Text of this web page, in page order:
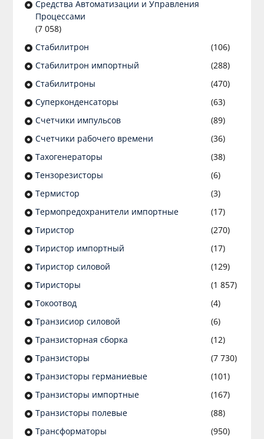
Средства Автоматизации и Управления
Процессами
(7 058)
Стабилитрон
(106)
Стабилитрон импортный
(288)
Стабилитроны
(470)
Суперконденсаторы
(63)
Счетчики импульсов
(89)
Счетчики рабочего времени
(36)
Тахогенераторы
(38)
Тензорезисторы
(6)
Термистор
(3)
Термопредохранители импортные
(17)
Тиристор
(270)
Тиристор импортный
(17)
Тиристор силовой
(129)
Тиристоры
(1 857)
Токоотвод
(4)
Транзисиор силовой
(6)
Транзисторная сборка
(12)
Транзисторы
(7 730)
Транзисторы германиевые
(101)
Транзисторы импортные
(167)
Транзисторы полевые
(88)
Трансформаторы
(950)